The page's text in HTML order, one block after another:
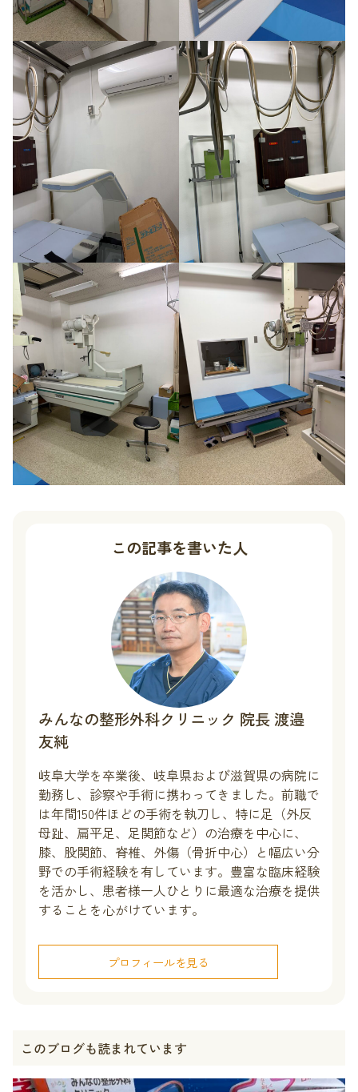
この記事を書いた人
みんなの整形外科クリニック 院長 渡邉
友純
岐阜大学を卒業後、岐阜県および滋賀県の病院に
勤務し、診察や手術に携わってきました。前職で
は年間150件ほどの手術を執刀し、特に足（外反
母趾、扁平足、足関節など）の治療を中心に、
膝、股関節、脊椎、外傷（骨折中心）と幅広い分
野での手術経験を有しています。豊富な臨床経験
を活かし、患者様一人ひとりに最適な治療を提供
することを心がけています。
プロフィールを見る
このブログも読まれています